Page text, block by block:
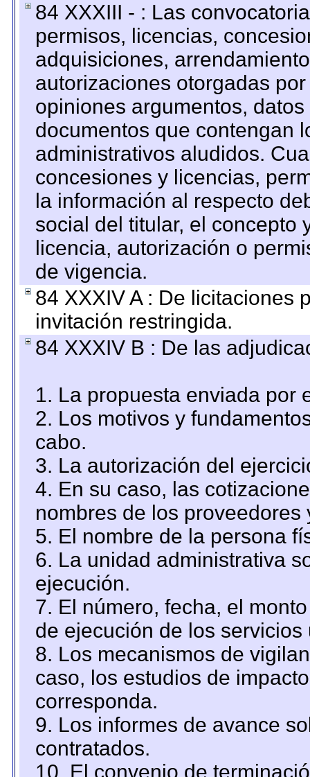
84 XXXIII - : Las
permisos, licencias,
adquisiciones,
autorizaciones otorgadas
opiniones argumentos,
documentos que contengan
administrativos aludidos.
concesiones y licencias,
la información al respecto
social del titular, el concepto
licencia, autorización o
de vigencia.
84 XXXIV A : De licitaciones
invitación restringida.
84 XXXIV B : De las
1. La propuesta enviada por
2. Los motivos y
cabo.
3. La autorización del
4. En su caso, las
nombres de los proveedores
5. El nombre de la persona
6. La unidad administrativa
ejecución.
7. El número, fecha, el
de ejecución de los servicios
8. Los mecanismos de
caso, los estudios de
corresponda.
9. Los informes de avance
contratados.
10. El convenio de